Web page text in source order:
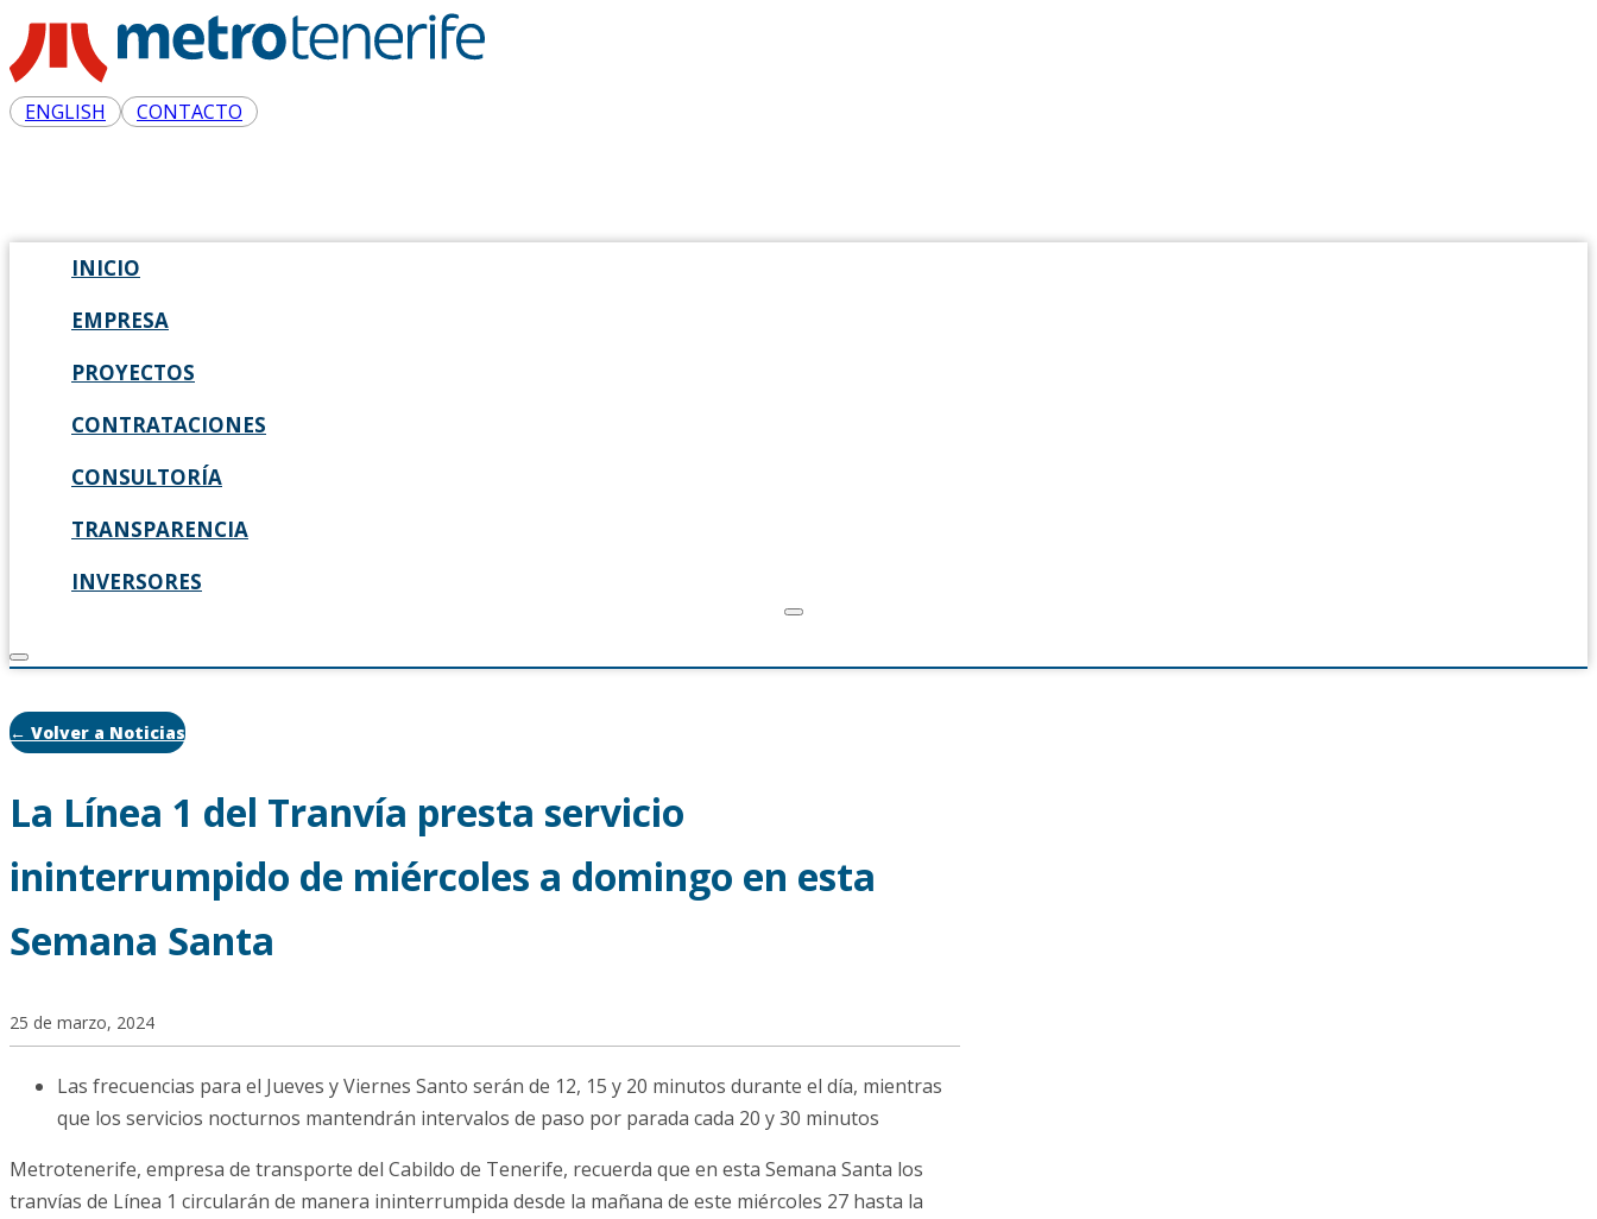
ENGLISH CONTACTO
INICIO
EMPRESA
PROYECTOS
CONTRATACIONES
CONSULTORÍA
TRANSPARENCIA
INVERSORES
← Volver a Noticias
La Línea 1 del Tranvía presta servicio
ininterrumpido de miércoles a domingo en esta
Semana Santa
25 de marzo, 2024
Las frecuencias para el Jueves y Viernes Santo serán de 12, 15 y 20 minutos durante el día, mientras
que los servicios nocturnos mantendrán intervalos de paso por parada cada 20 y 30 minutos
Metrotenerife, empresa de transporte del Cabildo de Tenerife, recuerda que en esta Semana Santa los
tranvías de Línea 1 circularán de manera ininterrumpida desde la mañana de este miércoles 27 hasta la